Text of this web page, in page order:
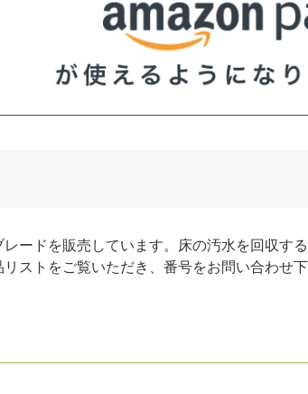
ードを販売しています。床の汚水を回収す
ストをご覧いただき、番号をお問い合わせ